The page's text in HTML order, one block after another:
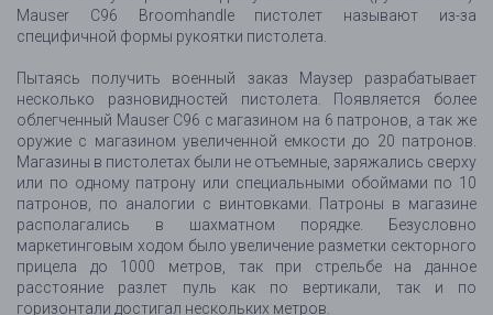
Mauser C96 Broomhandle пистолет называют из-за
специфичной формы рукоятки пистолета.
Пытаясь получить военный заказ Маузер разрабатывает
несколько разновидностей пистолета. Появляется более
облегченный Mauser C96 с магазином на 6 патронов, а так же
оружие с магазином увеличенной емкости до 20 патронов.
Магазины в пистолетах были не отъемные, заряжались сверху
или по одному патрону или специальными обоймами по 10
патронов, по аналогии с винтовками. Патроны в магазине
располагались в шахматном порядке. Безусловно
маркетинговым ходом было увеличение разметки секторного
прицела до 1000 метров, так при стрельбе на данное
расстояние разлет пуль как по вертикали, так и по
горизонтали достигал нескольких метров.